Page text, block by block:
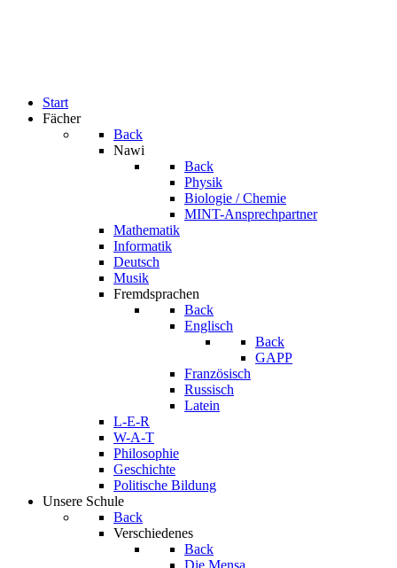
Start
Fächer
Back
Nawi
Back
Physik
Biologie / Chemie
MINT-Ansprechpartner
Mathematik
Informatik
Deutsch
Musik
Fremdsprachen
Back
Englisch
Back
GAPP
Französisch
Russisch
Latein
L-E-R
W-A-T
Philosophie
Geschichte
Politische Bildung
Unsere Schule
Back
Verschiedenes
Back
Die Mensa